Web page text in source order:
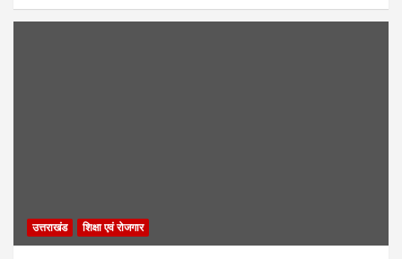
उत्तराखंड शिक्षा एवं रोजगार